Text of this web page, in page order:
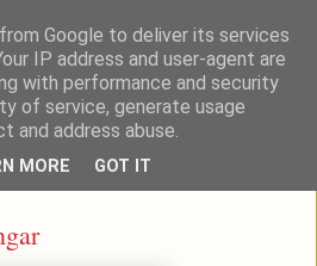
Google to deliver its services
IP address and user-agent are
with performance and security
of service, generate usage
and address abuse.
MORE GOT IT